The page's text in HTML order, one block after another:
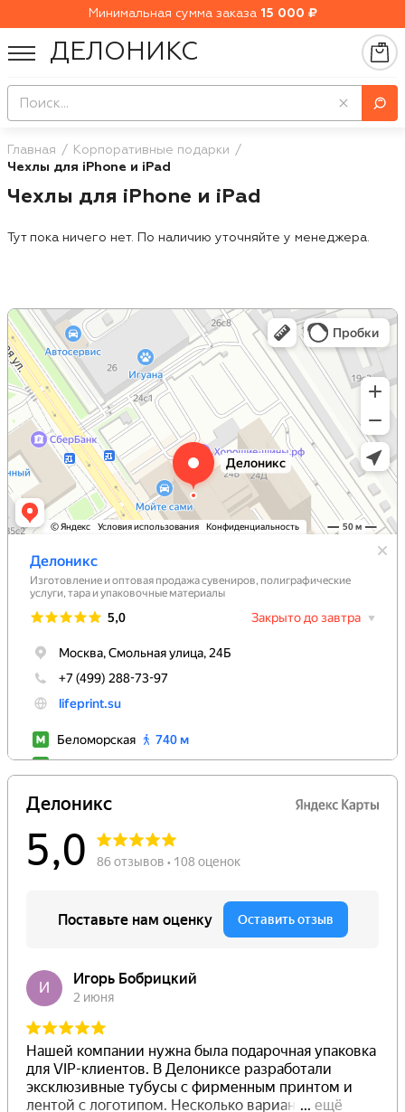
Минимальная сумма заказа 15 000 ₽
ДЕЛОНИКС
Главная
Корпоративные подарки
Чехлы для iPhone и iPad
Чехлы для iPhone и iPad
Тут пока ничего нет. По наличию уточняйте у менеджера.